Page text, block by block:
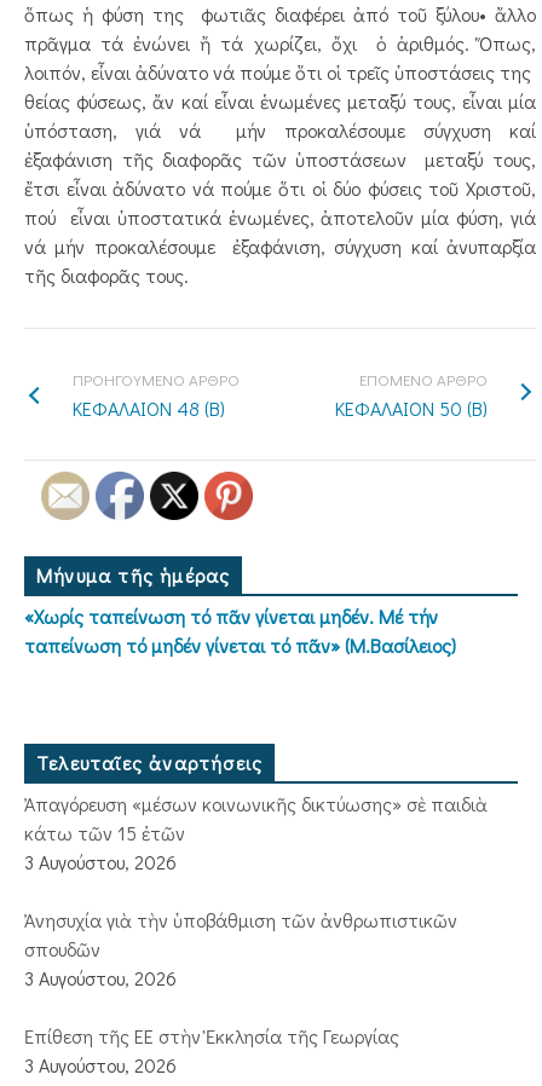
ὅπως ἡ φύση της φωτιᾶς διαφέρει ἀπό τοῦ ξύλου• ἄλλο
πρᾶγμα τά ἐνώνει ἤ τά χωρίζει, ὄχι ὁ ἀριθμός. Ὅπως,
λοιπόν, εἶναι ἀδύνατο νά πούμε ὅτι οἱ τρεῖς ὑποστάσεις της
θείας φύσεως, ἄν καί εἶναι ἑνωμένες μεταξύ τους, εἶναι μία
ὑπόσταση, γιά νά μήν προκαλέσουμε σύγχυση καί
ἐξαφάνιση τῆς διαφορᾶς τῶν ὑποστάσεων μεταξύ τους,
ἔτσι εἶναι ἀδύνατο νά πούμε ὅτι οἱ δύο φύσεις τοῦ Χριστοῦ,
πού εἶναι ὑποστατικά ἑνωμένες, ἀποτελοῦν μία φύση, γιά
νά μήν προκαλέσουμε ἐξαφάνιση, σύγχυση καί ἀνυπαρξία
τῆς διαφορᾶς τους.
ΠΡΟΗΓΟΥΜΕΝΟ ΑΡΘΡΟ
ΚΕΦΑΛΑΙΟΝ 48 (Β)
ΕΠΟΜΕΝΟ ΑΡΘΡΟ
ΚΕΦΑΛΑΙΟΝ 50 (Β)
Μήνυμα τῆς ἡμέρας
«Χωρίς ταπείνωση τό πᾶν γίνεται μηδέν. Μέ τήν
ταπείνωση τό μηδέν γίνεται τό πᾶν» (Μ.Βασίλειος)
Τελευταῖες ἀναρτήσεις
Ἀπαγόρευση «μέσων κοινωνικῆς δικτύωσης» σὲ παιδιὰ
κάτω τῶν 15 ἐτῶν
3 Αυγούστου, 2026
Ἀνησυχία γιὰ τὴν ὑποβάθμιση τῶν ἀνθρωπιστικῶν
σπουδῶν
3 Αυγούστου, 2026
Ἐπίθεση τῆς ΕΕ στὴν Ἐκκλησία τῆς Γεωργίας
3 Αυγούστου, 2026